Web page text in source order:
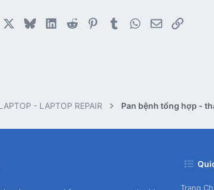
BlueskyLinkedIn
Reddit PinterestTumblrWhatsApp
EmailLink
- LAPTOP REPAIR
Trang